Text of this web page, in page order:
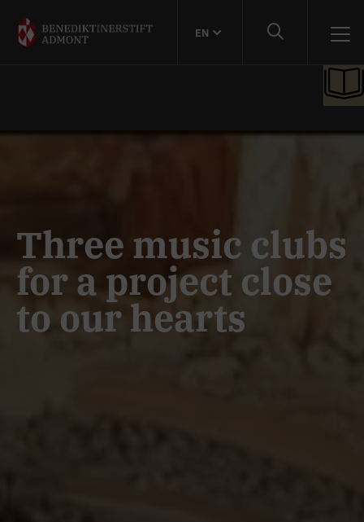
EN
Three music clubs
for a project close
to our hearts